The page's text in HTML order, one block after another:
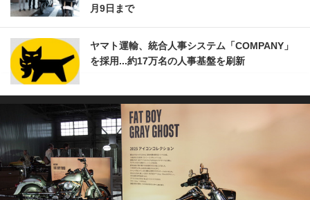
月9日まで
ヤマト運輸、統合人事システム「COMPANY」
を採用...約17万名の人事基盤を刷新